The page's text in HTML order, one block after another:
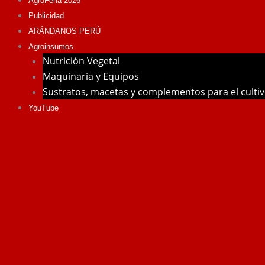
Publicidad
ARÁNDANOS PERÚ
Agroinsumos
Nutrición Vegetal
Maquinaria y Equipos
Sustratos, macetas y complementos para el
YouTube